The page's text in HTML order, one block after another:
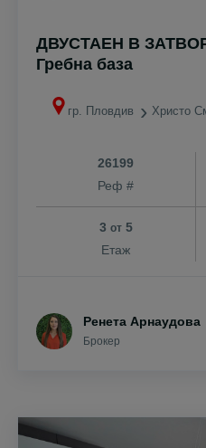
ДВУСТАЕН В
Гребна база
гр. Пловдив Христо
26199
Реф #
3 от5
Етаж
Ренета Арнаудова
Брокер